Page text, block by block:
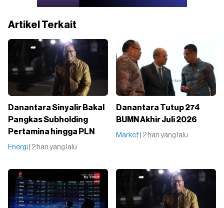
Artikel Terkait
Danantara Sinyalir Bakal
Pangkas Subholding
Pertamina hingga PLN
Energi | 2 hari yang lalu
Danantara Tutup 274
BUMN Akhir Juli 2026
Market | 2 hari yang lalu